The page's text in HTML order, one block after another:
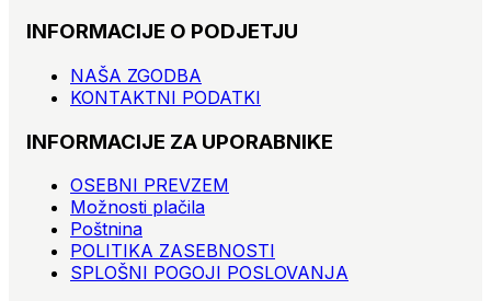
INFORMACIJE O PODJETJU
NAŠA ZGODBA
KONTAKTNI PODATKI
INFORMACIJE ZA UPORABNIKE
OSEBNI PREVZEM
Možnosti plačila
Poštnina
POLITIKA ZASEBNOSTI
SPLOŠNI POGOJI POSLOVANJA